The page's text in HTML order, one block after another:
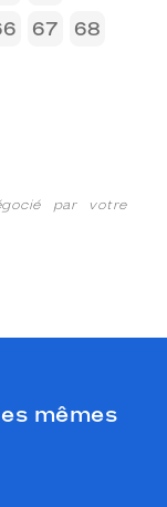
67
68
par votre
mêmes